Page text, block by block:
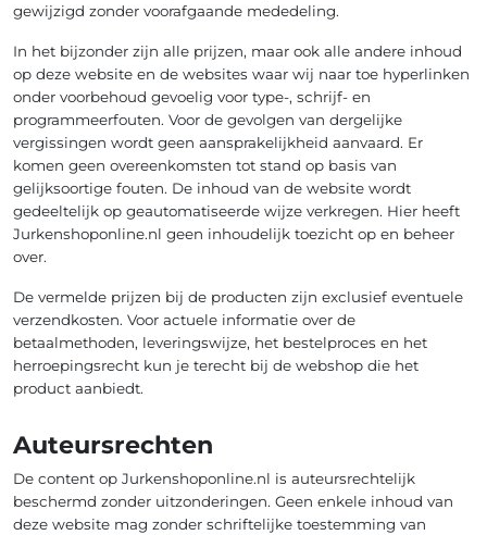
gewijzigd zonder voorafgaande mededeling.
In het bijzonder zijn alle prijzen, maar ook alle andere inhoud
op deze website en de websites waar wij naar toe hyperlinken
onder voorbehoud gevoelig voor type-, schrijf- en
programmeerfouten. Voor de gevolgen van dergelijke
vergissingen wordt geen aansprakelijkheid aanvaard. Er
komen geen overeenkomsten tot stand op basis van
gelijksoortige fouten. De inhoud van de website wordt
gedeeltelijk op geautomatiseerde wijze verkregen. Hier heeft
Jurkenshoponline.nl geen inhoudelijk toezicht op en beheer
over.
De vermelde prijzen bij de producten zijn exclusief eventuele
verzendkosten. Voor actuele informatie over de
betaalmethoden, leveringswijze, het bestelproces en het
herroepingsrecht kun je terecht bij de webshop die het
product aanbiedt.
Auteursrechten
De content op Jurkenshoponline.nl is auteursrechtelijk
beschermd zonder uitzonderingen. Geen enkele inhoud van
deze website mag zonder schriftelijke toestemming van